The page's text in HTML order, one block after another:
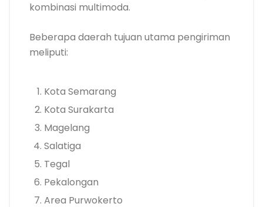
kombinasi multimoda.
Beberapa daerah tujuan utama pengiriman
meliputi:
Kota Semarang
Kota Surakarta
Magelang
Salatiga
Tegal
Pekalongan
Area Purwokerto